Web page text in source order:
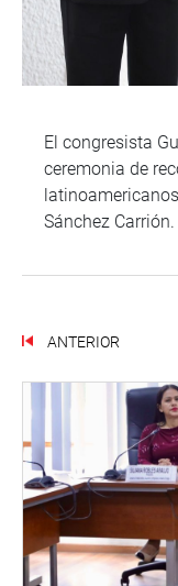
El congresista
ceremonia de
Sánchez
ANTERIOR